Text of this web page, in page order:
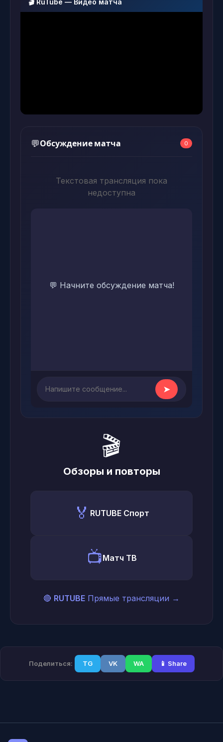
🎬 RuTube — Видео матча
💬Обсуждение матча 0
Текстовая трансляция пока
недоступна
💬 Начните обсуждение матча!
➤
🎬
Обзоры и повторы
🏅 RUTUBE Спорт
📺Матч ТВ
🔴 RUTUBE Прямые трансляции →
Поделиться: TG VK WA 📱 Share